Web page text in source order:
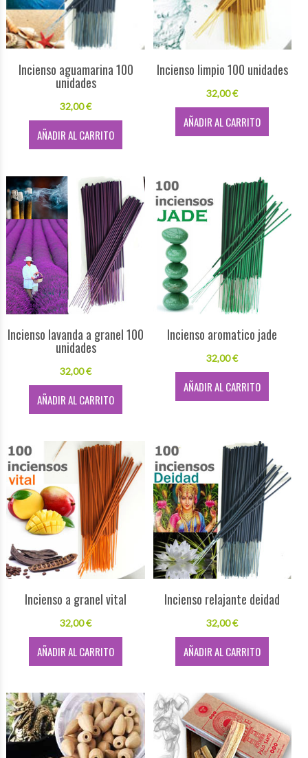
Incienso aguamarina 100
unidades
32,00 €
AÑADIR AL CARRITO
Incienso limpio 100 unidades
32,00 €
AÑADIR AL CARRITO
Incienso lavanda a granel 100
unidades
32,00 €
AÑADIR AL CARRITO
Incienso aromatico jade
32,00 €
AÑADIR AL CARRITO
Incienso a granel vital
32,00 €
AÑADIR AL CARRITO
Incienso relajante deidad
32,00 €
AÑADIR AL CARRITO